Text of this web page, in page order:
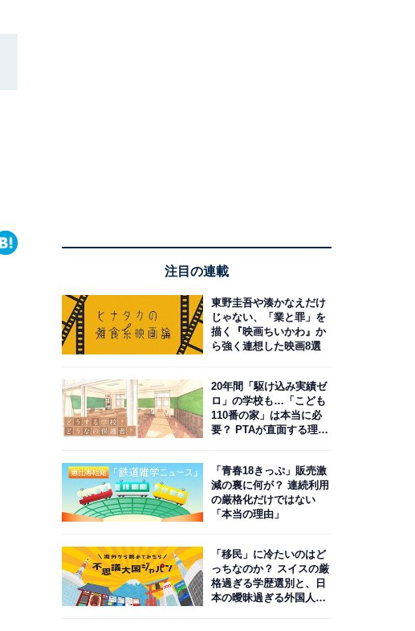
注目の連載
東野圭吾や湊かなえだけ
じゃない、「業と罪」を
描く『映画ちいかわ』か
ら強く連想した映画8選
20年間「駆け込み実績ゼ
ロ」の学校も…「こども
110番の家」は本当に必
要？ PTAが直面する理想
「青春18きっぷ」販売激
減の裏に何が？ 連続利用
の厳格化だけではない
「本当の理由」
「移民」に冷たいのはど
っちなのか？ スイスの厳
格過ぎる学歴選別と、日
本の曖昧過ぎる外国人政